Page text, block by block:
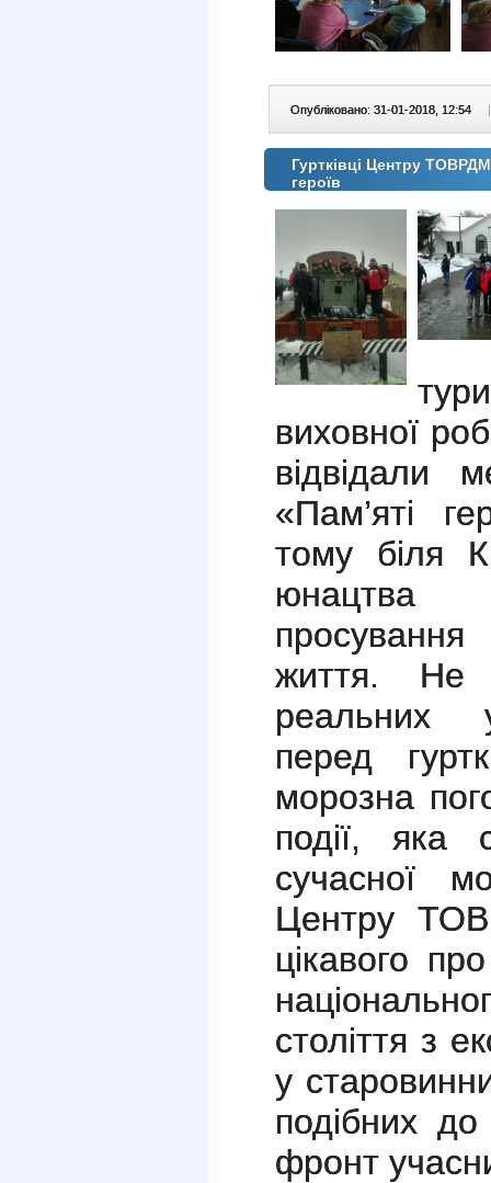
Опубліковано: 31-01-2018, 12:54 |
Гуртківці Центру
героїв
виховної
відвідали м
«Пам’яті
тому біля
юнацтва
життя. Не
реальних
перед
морозна
події, яка
сучасної
Центру
цікавого
століття з
у
подібних
фронт